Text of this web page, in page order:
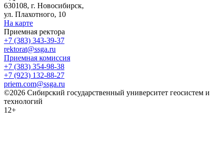
630108, г. Новосибирск,
ул. Плахотного, 10
На карте
Приемная ректора
+7 (383) 343-39-37
rektorat@ssga.ru
Приемная комиссия
+7 (383) 354-98-38
+7 (923) 132-88-27
priem.com@ssga.ru
©2026 Сибирский государственный университет геосистем и
технологий
12+